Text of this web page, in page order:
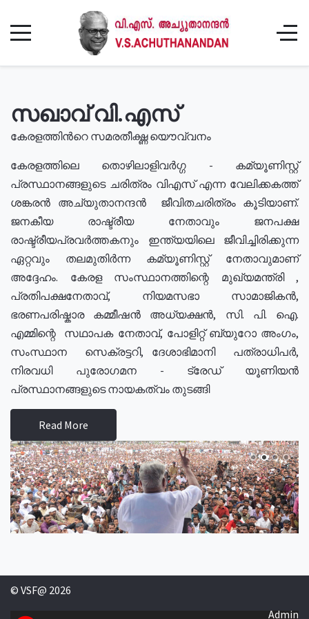
സഖാവ് വി.എസ്
കേരളത്തിൻറെ സമരതീക്ഷ്ണ യൌവ്വനം
കേരളത്തിലെ തൊഴിലാളിവർഗ്ഗ - കമ്യൂണിസ്റ്റ്
പ്രസ്ഥാനങ്ങളുടെ ചരിത്രം വിഎസ് എന്ന വേലിക്കകത്ത്
ശങ്കരൻ അച്യുതാനന്ദൻ ജീവിതചരിത്രം കൂടിയാണ്.
ജനകീയ രാഷ്ട്രീയ നേതാവും ജനപക്ഷ
രാഷ്ട്രീയപ്രവർത്തകനും ഇന്ത്യയിലെ ജീവിച്ചിരിക്കുന്ന
ഏറ്റവും തലമുതിർന്ന കമ്യൂണിസ്റ്റ് നേതാവുമാണ്
അദ്ദേഹം. കേരള സംസ്ഥാനത്തിന്റെ മുഖ്യമന്ത്രി ,
പ്രതിപക്ഷനേതാവ്, നിയമസഭാ സാമാജികൻ,
ഭരണപരിഷ്കാര കമ്മീഷൻ അധ്യക്ഷൻ, സി. പി. ഐ.
എമ്മിന്റെ സഥാപക നേതാവ്, പോളിറ്റ് ബ്യുറോ അംഗം,
സംസ്ഥാന സെക്രട്ടറി, ദേശാഭിമാനി പത്രാധിപർ,
നിരവധി പുരോഗമന - ട്രേഡ് യൂണിയൻ
പ്രസ്ഥാനങ്ങളുടെ നായകത്വം തുടങ്ങി
Read More
© VSF@ 2026
Admin